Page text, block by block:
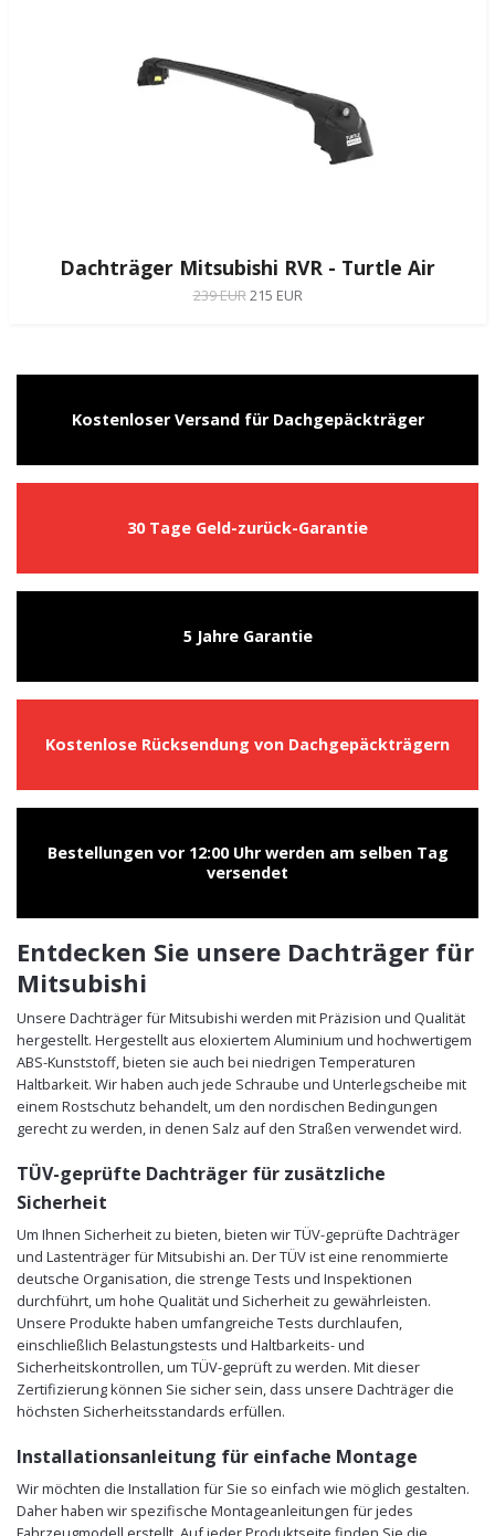
Dachträger Mitsubishi RVR - Turtle Air
239 EUR215 EUR
Kostenloser Versand für Dachgepäckträger
30 Tage Geld-zurück-Garantie
5 Jahre Garantie
Kostenlose Rücksendung von Dachgepäckträgern
Bestellungen vor 12:00 Uhr werden am selben Tag
versendet
Entdecken Sie unsere Dachträger für
Mitsubishi
Unsere Dachträger für Mitsubishi werden mit Präzision und Qualität
hergestellt. Hergestellt aus eloxiertem Aluminium und hochwertigem
ABS-Kunststoff, bieten sie auch bei niedrigen Temperaturen
Haltbarkeit. Wir haben auch jede Schraube und Unterlegscheibe mit
einem Rostschutz behandelt, um den nordischen Bedingungen
gerecht zu werden, in denen Salz auf den Straßen verwendet wird.
TÜV-geprüfte Dachträger für zusätzliche
Sicherheit
Um Ihnen Sicherheit zu bieten, bieten wir TÜV-geprüfte Dachträger
und Lastenträger für Mitsubishi an. Der TÜV ist eine renommierte
deutsche Organisation, die strenge Tests und Inspektionen
durchführt, um hohe Qualität und Sicherheit zu gewährleisten.
Unsere Produkte haben umfangreiche Tests durchlaufen,
einschließlich Belastungstests und Haltbarkeits- und
Sicherheitskontrollen, um TÜV-geprüft zu werden. Mit dieser
Zertifizierung können Sie sicher sein, dass unsere Dachträger die
höchsten Sicherheitsstandards erfüllen.
Installationsanleitung für einfache Montage
Wir möchten die Installation für Sie so einfach wie möglich gestalten.
Daher haben wir spezifische Montageanleitungen für jedes